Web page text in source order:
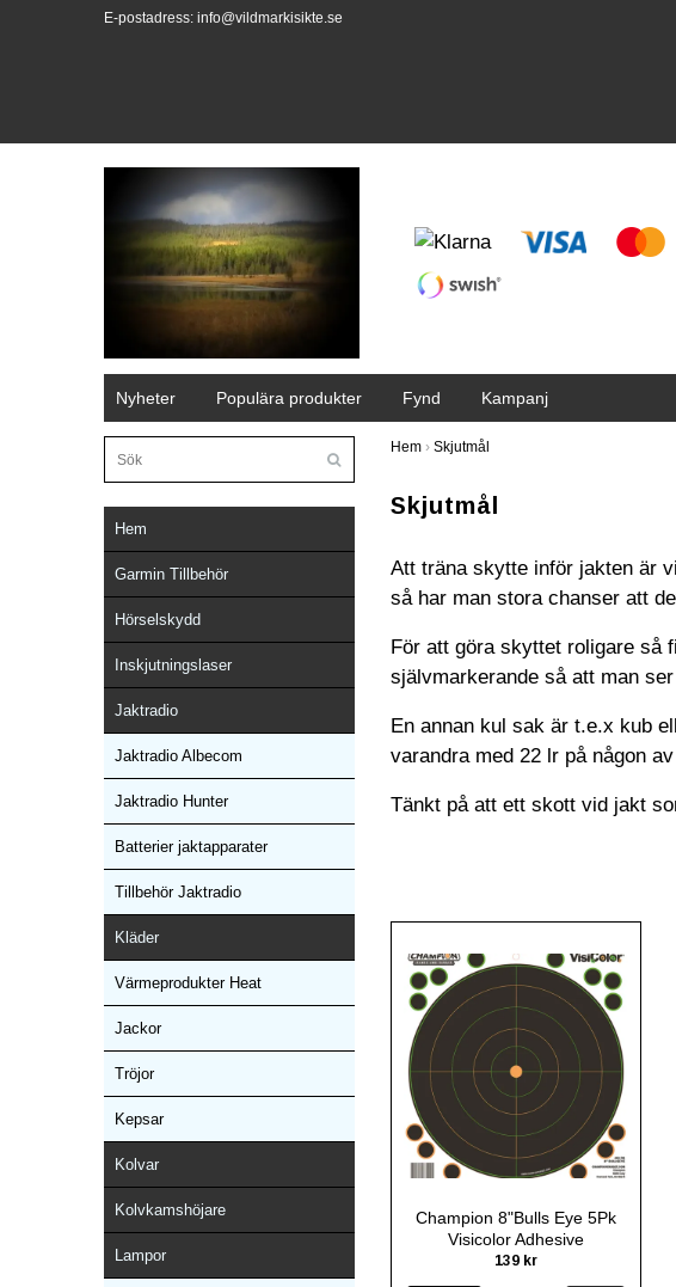
E-postadress: info@vildmarkisikte.se
Nyheter Populära produkter Fynd Kampanj
Hem
Garmin Tillbehör
Hörselskydd
Inskjutningslaser
Jaktradio
Jaktradio Albecom
Jaktradio Hunter
Batterier jaktapparater
Tillbehör Jaktradio
Kläder
Värmeprodukter Heat
Jackor
Tröjor
Kepsar
Kolvar
Kolvkamshöjare
Lampor
Hem › Skjutmål
Skjutmål
Att träna skytte inför jakten är
så har man stora chanser att
För att göra skyttet roligare så
självmarkerande så att man
En annan kul sak är t.e.x kub
varandra med 22 lr på någon
Tänkt på att ett skott vid jakt
Champion 8"Bulls Eye 5Pk
Visicolor Adhesive
139 kr